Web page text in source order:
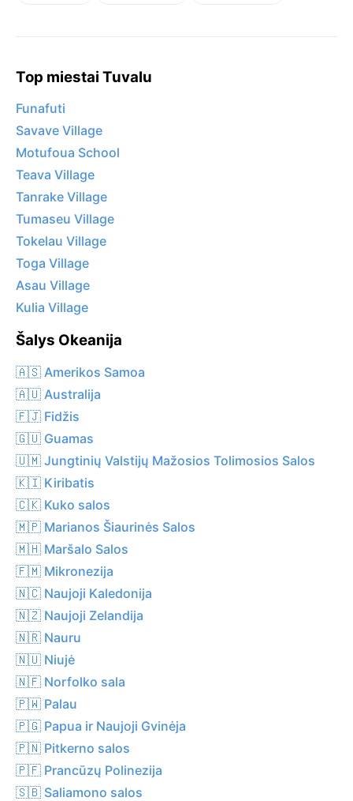
Top miestai Tuvalu
Funafuti
Savave Village
Motufoua School
Teava Village
Tanrake Village
Tumaseu Village
Tokelau Village
Toga Village
Asau Village
Kulia Village
Šalys Okeanija
🇦🇸 Amerikos Samoa
🇦🇺 Australija
🇫🇯 Fidžis
🇬🇺 Guamas
🇺🇲 Jungtinių Valstijų Mažosios Tolimosios Salos
🇰🇮 Kiribatis
🇨🇰 Kuko salos
🇲🇵 Marianos Šiaurinės Salos
🇲🇭 Maršalo Salos
🇫🇲 Mikronezija
🇳🇨 Naujoji Kaledonija
🇳🇿 Naujoji Zelandija
🇳🇷 Nauru
🇳🇺 Niujė
🇳🇫 Norfolko sala
🇵🇼 Palau
🇵🇬 Papua ir Naujoji Gvinėja
🇵🇳 Pitkerno salos
🇵🇫 Prancūzų Polinezija
🇸🇧 Saliamono salos